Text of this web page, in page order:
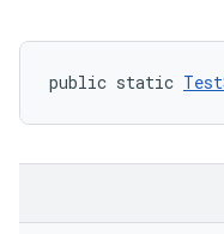
public static